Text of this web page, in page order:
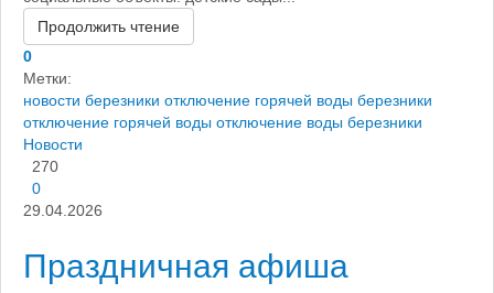
Продолжить чтение
0
Метки:
новости березники отключение горячей воды березники
отключение горячей воды отключение воды березники
Новости
270
0
29.04.2026
Праздничная афиша